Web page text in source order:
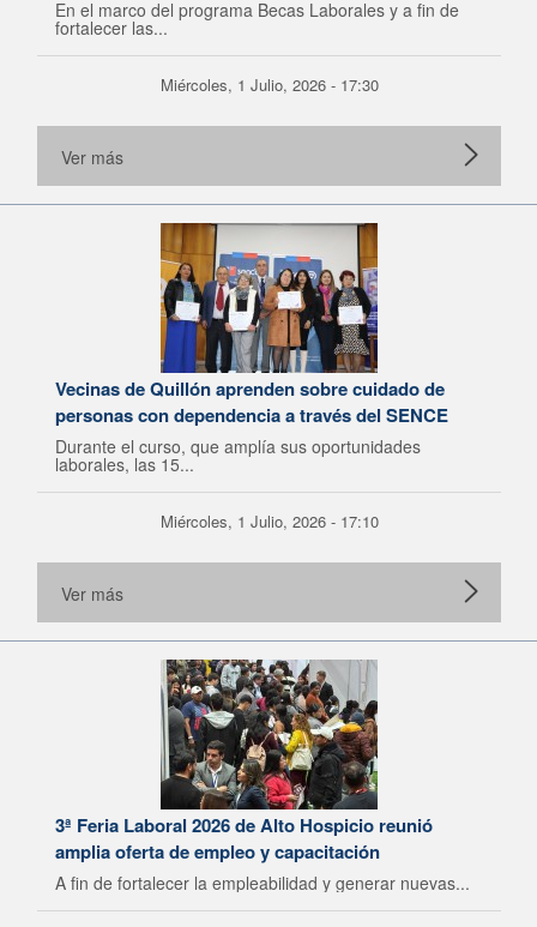
En el marco del programa Becas Laborales y a fin de
fortalecer las...
Miércoles, 1 Julio, 2026 - 17:30
Ver más
Vecinas de Quillón aprenden sobre cuidado de
personas con dependencia a través del SENCE
Durante el curso, que amplía sus oportunidades
laborales, las 15...
Miércoles, 1 Julio, 2026 - 17:10
Ver más
3ª Feria Laboral 2026 de Alto Hospicio reunió
amplia oferta de empleo y capacitación
A fin de fortalecer la empleabilidad y generar nuevas...